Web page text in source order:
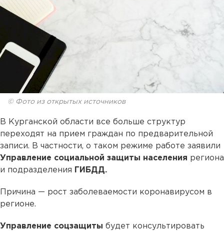
© Фото из открытых источников
В Курганской области все больше структур
переходят на прием граждан по предварительной
записи. В частности, о таком режиме работе заявили
Управление социальной защиты населения региона
и подразделения
ГИБДД.
Причина — рост заболеваемости коронавирусом в
регионе.
Управление соцзащиты будет консультировать